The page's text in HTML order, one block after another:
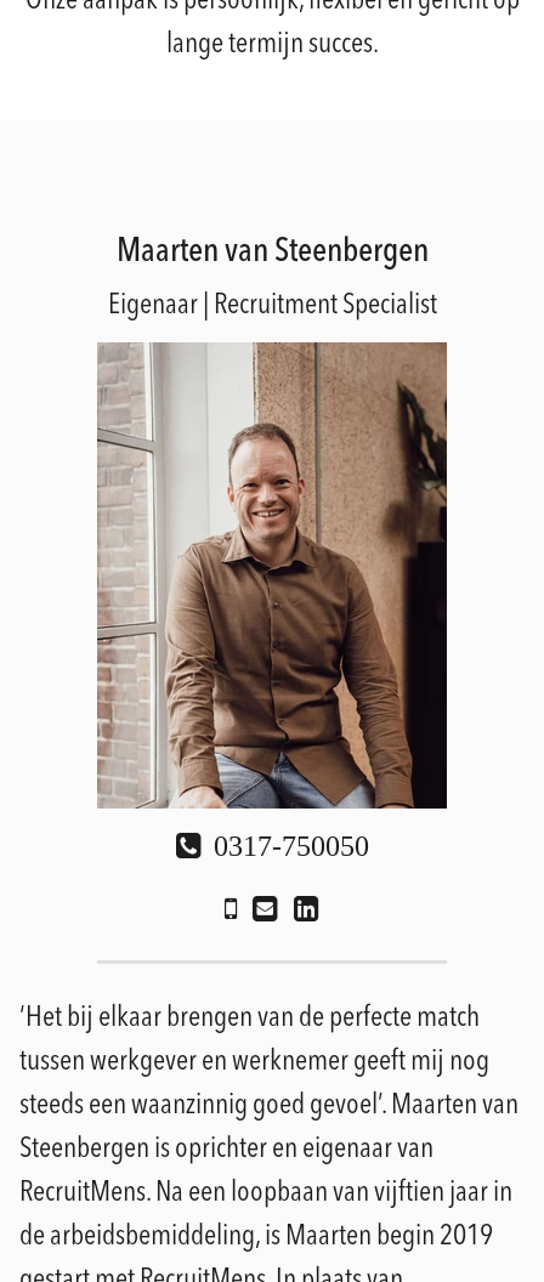
lange termijn succes.
Maarten van Steenbergen
Eigenaar | Recruitment Specialist
0317-750050
‘Het bij elkaar brengen van de perfecte match
tussen werkgever en werknemer geeft mij nog
steeds een waanzinnig goed gevoel’. Maarten van
Steenbergen is oprichter en eigenaar van
RecruitMens. Na een loopbaan van vijftien jaar in
de arbeidsbemiddeling, is Maarten begin 2019